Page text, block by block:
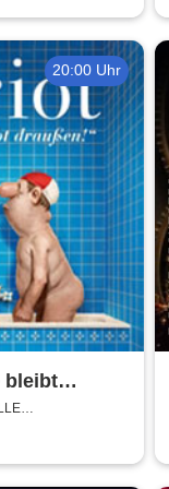
20:00 Uhr
bleibt